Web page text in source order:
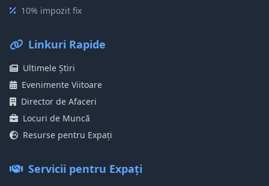
10% impozit fix
Linkuri Rapide
Ultimele Știri
Evenimente Viitoare
Director de Afaceri
Locuri de Muncă
Resurse pentru Expați
Servicii pentru Expați